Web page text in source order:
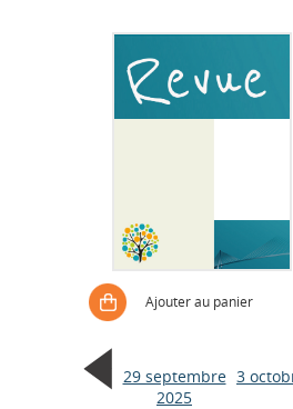
Ajouter au panier
29 septembre
2025
3